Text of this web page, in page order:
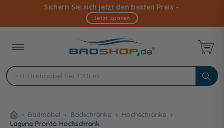
Inhalt
Sichern Sie sich jetzt den besten Preis –
Jetzt sparen
Badmöbel Badschränke
Hochschränke
Laguna Pronto Hochschrank